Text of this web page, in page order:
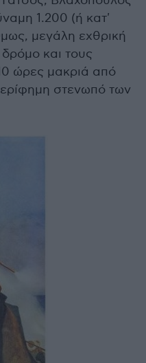
1.200 (ή κατ'
μεγάλη εχθρική
και τους
ώρες μακριά από
στενωπό των